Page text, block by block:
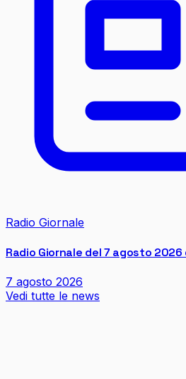
Radio Giornale
Radio Giornale del 7 agosto 2026
7 agosto 2026
Vedi tutte le news